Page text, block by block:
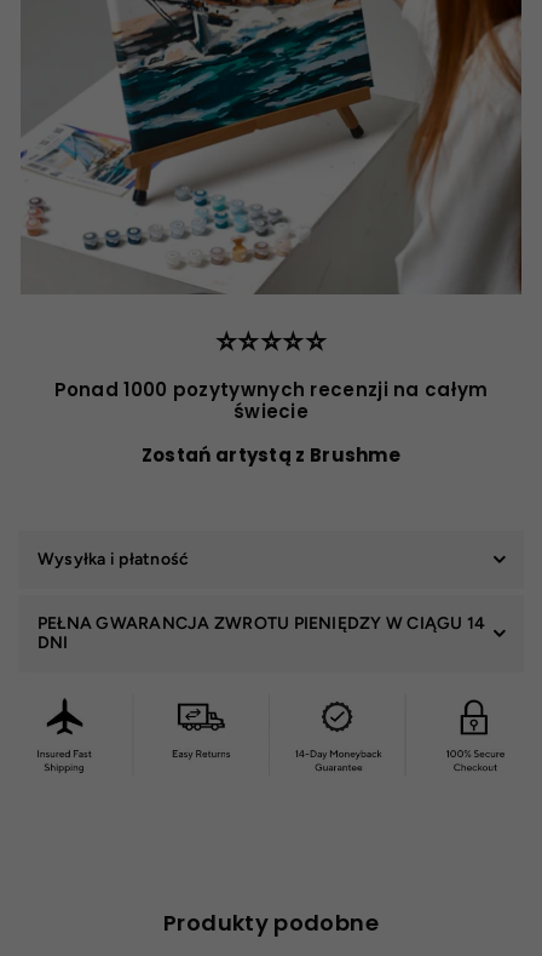
⭐️⭐️⭐️⭐️⭐️
Ponad 1000 pozytywnych recenzji na całym
świecie
Zostań artystą z Brushme
Wysyłka i płatność
PEŁNA GWARANCJA ZWROTU PIENIĘDZY W CIĄGU 14
DNI
Produkty podobne